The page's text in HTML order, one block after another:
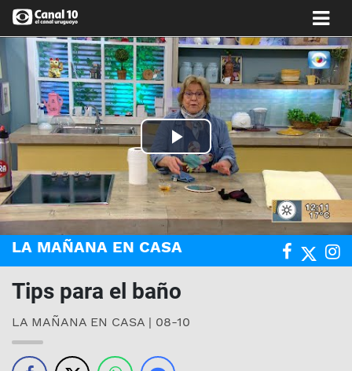
Play
Video
LA MAÑANA EN CASA
Tips para el baño
LA MAÑANA EN CASA | 08-10